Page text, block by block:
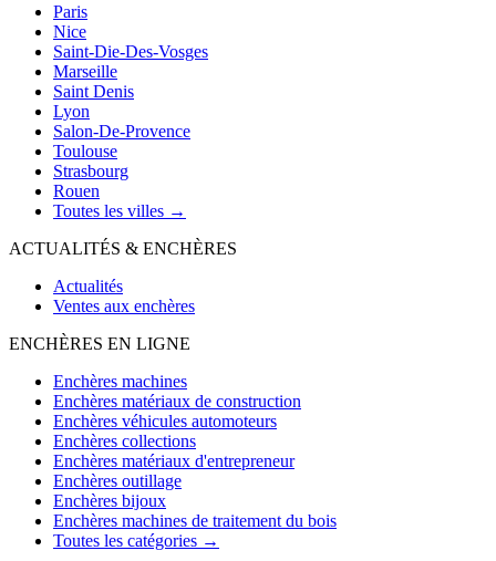
Paris
Nice
Saint-Die-Des-Vosges
Marseille
Saint Denis
Lyon
Salon-De-Provence
Toulouse
Strasbourg
Rouen
Toutes les villes →
ACTUALITÉS & ENCHÈRES
Actualités
Ventes aux enchères
ENCHÈRES EN LIGNE
Enchères machines
Enchères matériaux de construction
Enchères véhicules automoteurs
Enchères collections
Enchères matériaux d'entrepreneur
Enchères outillage
Enchères bijoux
Enchères machines de traitement du bois
Toutes les catégories →